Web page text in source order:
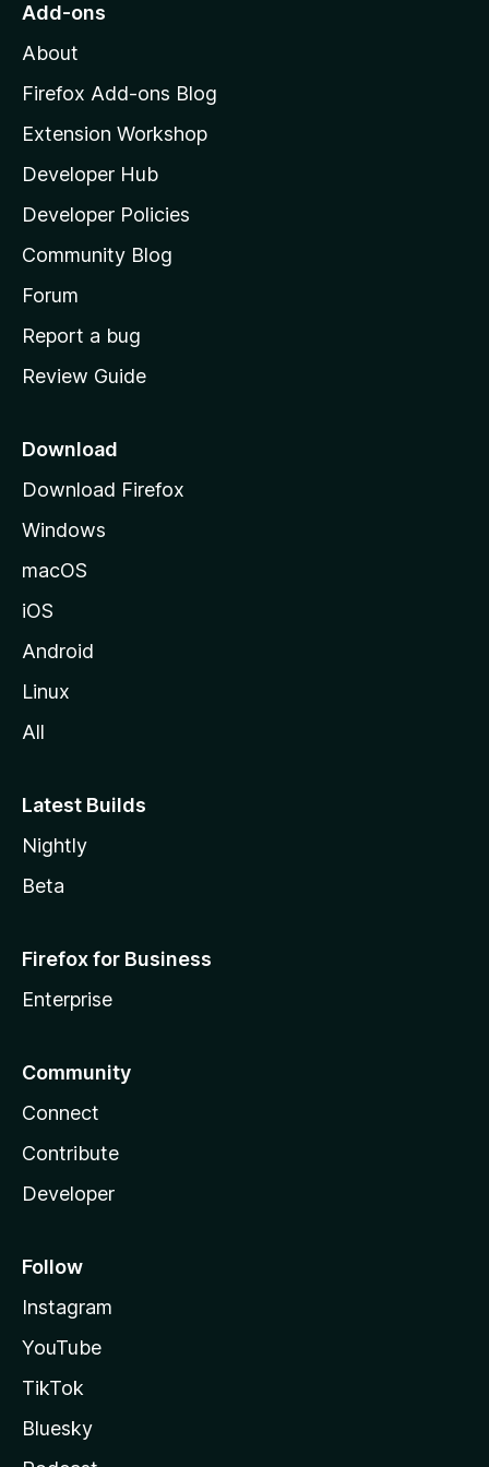
o
z
l
l
a
s
h
o
e
a
e
Add-ons
About
Firefox Add-ons Blog
Extension Workshop
Developer Hub
Developer Policies
Community Blog
Forum
Report a bug
Review Guide
Download
Download Firefox
Windows
macOS
iOS
Android
Linux
All
Latest Builds
Nightly
Beta
Firefox for Business
Enterprise
Community
Connect
Contribute
Developer
Follow
Instagram
YouTube
TikTok
Bluesky